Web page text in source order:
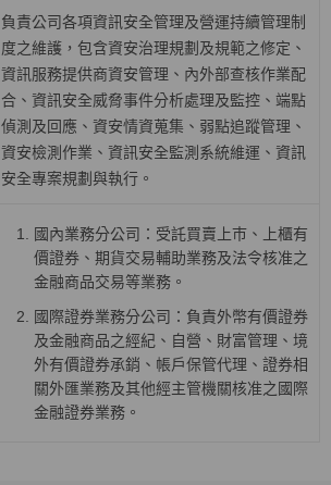
負責公司各項資訊安全管理及營運持續管理制
度之維護，包含資安治理規劃及規範之修定、
資訊服務提供商資安管理、內外部查核作業配
合、資訊安全威脅事件分析處理及監控、端點
偵測及回應、資安情資蒐集、弱點追蹤管理、
資安檢測作業、資訊安全監測系統維運、資訊
安全專案規劃與執行。
國內業務分公司：受託買賣上巿、上櫃有
價證券、期貨交易輔助業務及法令核准之
金融商品交易等業務。
國際證券業務分公司：負責外幣有價證券
及金融商品之經紀、自營、財富管理、境
外有價證券承銷、帳戶保管代理、證券相
關外匯業務及其他經主管機關核准之國際
金融證券業務。